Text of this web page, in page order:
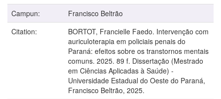
Campun:
Francisco Beltrão
Citation:
BORTOT, Francielle Faedo. Intervenção com
auriculoterapia em policiais penais do
Paraná: efeitos sobre os transtornos mentais
comuns. 2025. 89 f. Dissertação (Mestrado
em Ciências Aplicadas à Saúde) -
Universidade Estadual do Oeste do Paraná,
Francisco Beltrão, 2025.